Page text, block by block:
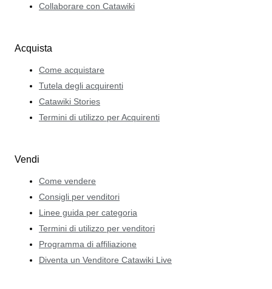
Collaborare con Catawiki
Acquista
Come acquistare
Tutela degli acquirenti
Catawiki Stories
Termini di utilizzo per Acquirenti
Vendi
Come vendere
Consigli per venditori
Linee guida per categoria
Termini di utilizzo per venditori
Programma di affiliazione
Diventa un Venditore Catawiki Live